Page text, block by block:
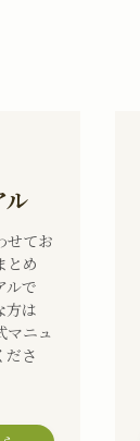
ル
せてお
とめ
ルで
方は
マニュ
ださ